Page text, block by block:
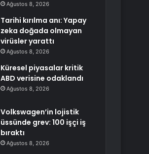
Ağustos 8, 2026
Tarihi kırılma anı: Yapay
zeka doğada olmayan
virüsler yarattı
Ağustos 8, 2026
Küresel piyasalar kritik
ABD verisine odaklandı
Ağustos 8, 2026
Volkswagen’in lojistik
üssünde grev: 100 işçi iş
bıraktı
Ağustos 8, 2026